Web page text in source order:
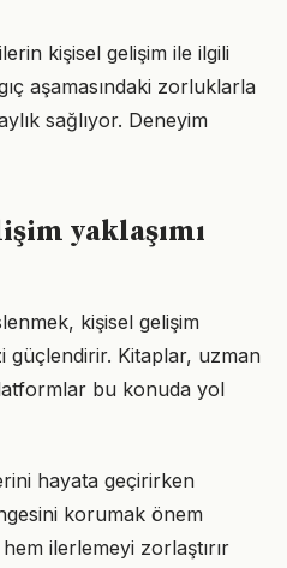
kişisel gelişim ile ilgili
aşamasındaki zorluklarla
sağlıyor. Deneyim
yaklaşımı
kişisel gelişim
güçlendirir. Kitaplar, uzman
bu konuda yol
hayata geçirirken
korumak önem
ilerlemeyi zorlaştırır